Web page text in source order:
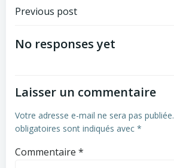
Navigation
de
Previous post
No responses yet
Laisser un commentaire
Votre adresse e-mail ne sera pas publiée.
obligatoires sont indiqués avec *
Commentaire *